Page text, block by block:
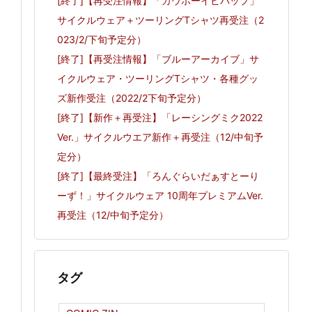
サイクルウェア＋ツーリングTシャツ再受注（2
023/2/下旬予定分）
[終了]【再受注情報】「ブルーアーカイブ」サ
イクルウェア・ツーリングTシャツ・各種グッ
ズ新作受注（2022/2下旬予定分）
[終了]【新作＋再受注】「レーシングミク2022
Ver.」サイクルウエア新作＋再受注（12/中旬予
定分）
[終了]【最終受注】「ろんぐらいだぁすとーり
ーず！」サイクルウェア 10周年プレミアムVer.
再受注（12/中旬予定分）
タグ